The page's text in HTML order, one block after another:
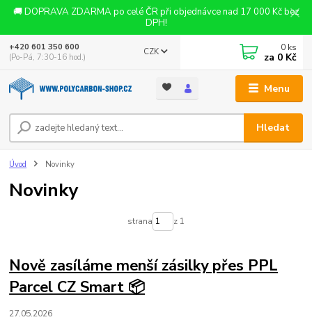
🚚 DOPRAVA ZDARMA po celé ČR při objednávce nad 17 000 Kč bez
DPH!
Menu
CZK
Hledat
+420 601 350 600
(Po-Pá, 7:30-16 hod.)
0 ks
za 0 Kč
Úvod Novinky
Novinky
strana z 1
Nově zasíláme menší zásilky přes PPL
Parcel CZ Smart 📦
27.05.2026